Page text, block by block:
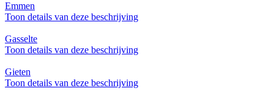
Emmen
Toon details van deze beschrijving
Gasselte
Toon details van deze beschrijving
Gieten
Toon details van deze beschrijving